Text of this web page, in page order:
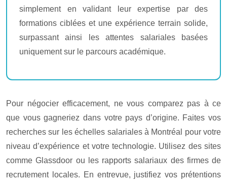
simplement en validant leur expertise par des
formations ciblées et une expérience terrain solide,
surpassant ainsi les attentes salariales basées
uniquement sur le parcours académique.
Pour négocier efficacement, ne vous comparez pas à ce
que vous gagneriez dans votre pays d’origine. Faites vos
recherches sur les échelles salariales à Montréal pour votre
niveau d’expérience et votre technologie. Utilisez des sites
comme Glassdoor ou les rapports salariaux des firmes de
recrutement locales. En entrevue, justifiez vos prétentions